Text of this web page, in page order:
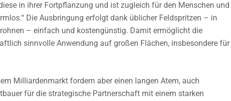
in ihrer Fortpflanzung und ist zugleich für den Menschen und
Die Ausbringung erfolgt dank üblicher Feldspritzen – in
– einfach und kostengünstig. Damit ermöglicht die
sinnvolle Anwendung auf großen Flächen, insbesondere für
Milliardenmarkt fordern aber einen langen Atem, auch
für die strategische Partnerschaft mit einem starken